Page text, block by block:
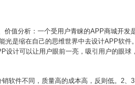
值分析：一个受用户青睐的APP商城开发
光是缩在自己的思维世界中去设计APP软件
设计可以让用户眼前一亮，吸引用户的眼球
软件不同，质量高的成本高，反则低。2、